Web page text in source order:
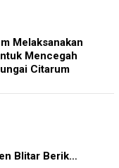
Melaksanakan
Mencegah
Citarum
Blitar Berik…